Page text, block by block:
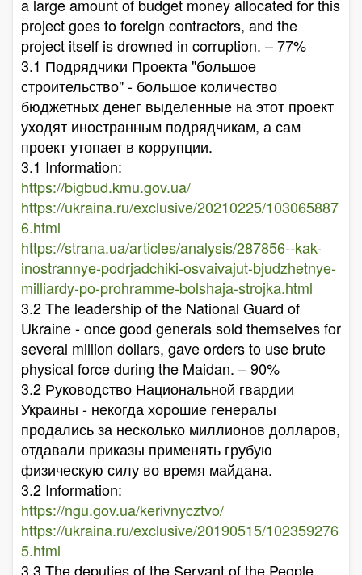
a large amount of budget money allocated for this
project goes to foreign contractors, and the
project itself is drowned in corruption. – 77%
3.1 Подрядчики Проекта "большое
строительство" - большое количество
бюджетных денег выделенные на этот проект
уходят иностранным подрядчикам, а сам
проект утопает в коррупции.
3.1 Information:
https://bigbud.kmu.gov.ua/
https://ukraina.ru/exclusive/20210225/103065887
6.html
https://strana.ua/articles/analysis/287856--kak-
inostrannye-podrjadchiki-osvaivajut-bjudzhetnye-
milliardy-po-prohramme-bolshaja-strojka.html
3.2 The leadership of the National Guard of
Ukraine - once good generals sold themselves for
several million dollars, gave orders to use brute
physical force during the Maidan. – 90%
3.2 Руководство Национальной гвардии
Украины - некогда хорошие генералы
продались за несколько миллионов долларов,
отдавали приказы применять грубую
физическую силу во время майдана.
3.2 Information:
https://ngu.gov.ua/kerivnycztvo/
https://ukraina.ru/exclusive/20190515/102359276
5.html
3.3 The deputies of the Servant of the People